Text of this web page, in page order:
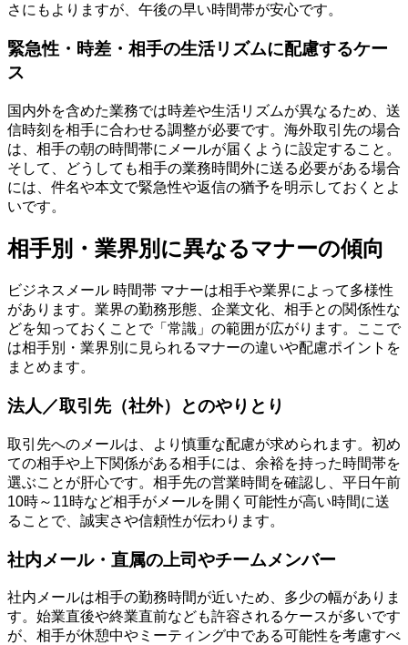
さにもよりますが、午後の早い時間帯が安心です。
緊急性・時差・相手の生活リズムに配慮するケー
ス
国内外を含めた業務では時差や生活リズムが異なるため、送
信時刻を相手に合わせる調整が必要です。海外取引先の場合
は、相手の朝の時間帯にメールが届くように設定すること。
そして、どうしても相手の業務時間外に送る必要がある場合
には、件名や本文で緊急性や返信の猶予を明示しておくとよ
いです。
相手別・業界別に異なるマナーの傾向
ビジネスメール 時間帯 マナーは相手や業界によって多様性
があります。業界の勤務形態、企業文化、相手との関係性な
どを知っておくことで「常識」の範囲が広がります。ここで
は相手別・業界別に見られるマナーの違いや配慮ポイントを
まとめます。
法人／取引先（社外）とのやりとり
取引先へのメールは、より慎重な配慮が求められます。初め
ての相手や上下関係がある相手には、余裕を持った時間帯を
選ぶことが肝心です。相手先の営業時間を確認し、平日午前
10時～11時など相手がメールを開く可能性が高い時間に送
ることで、誠実さや信頼性が伝わります。
社内メール・直属の上司やチームメンバー
社内メールは相手の勤務時間が近いため、多少の幅がありま
す。始業直後や終業直前なども許容されるケースが多いです
が、相手が休憩中やミーティング中である可能性を考慮すべ